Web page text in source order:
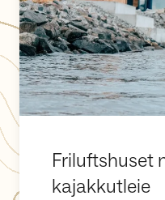
Friluftshuset
kajakkutleie